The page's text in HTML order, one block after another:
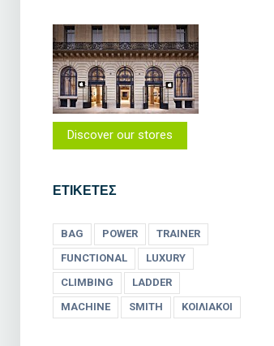
Discover our stores
ΕΤΙΚΈΤΕΣ
BAG POWER
TRAINER
FUNCTIONAL
LUXURY
CLIMBING
LADDER
MACHINE
SMITH ΚΟΙΛΙΑΚΟΙ